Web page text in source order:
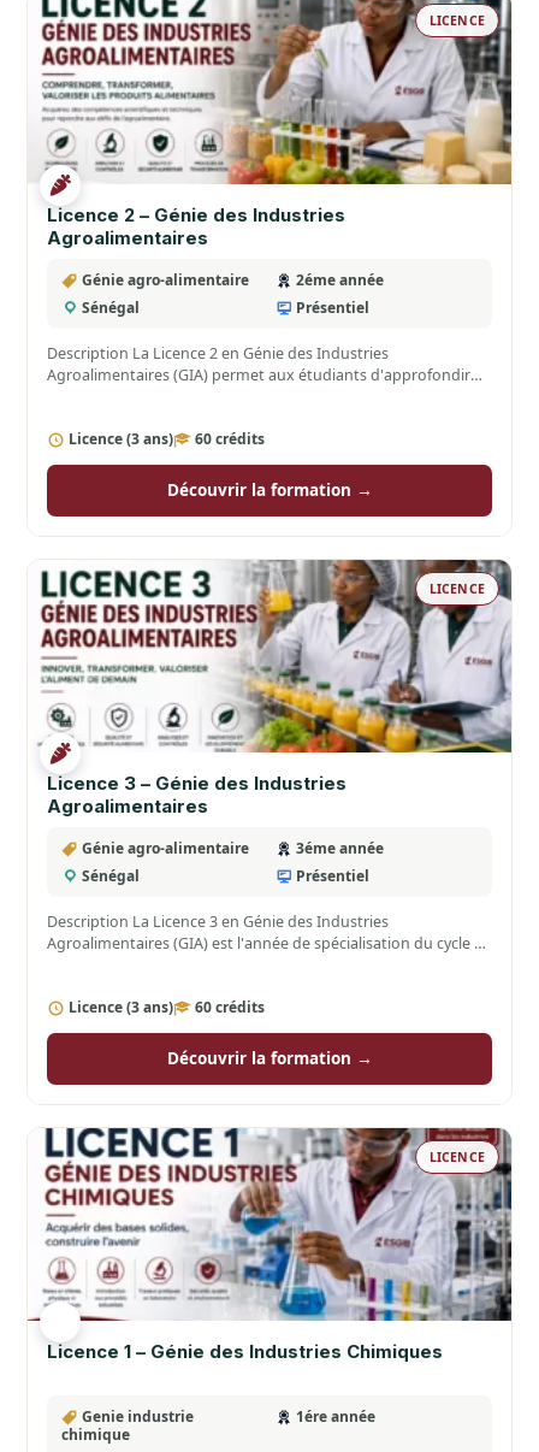
LICENCE
Licence 2 – Génie des Industries
Agroalimentaires
Génie agro-alimentaire
2éme année
Sénégal
Présentiel
Description La Licence 2 en Génie des Industries
Agroalimentaires (GIA) permet aux étudiants d'approfondir
Licence (3 ans) 60 crédits
Découvrir la formation →
LICENCE
Licence 3 – Génie des Industries
Agroalimentaires
Génie agro-alimentaire
3éme année
Sénégal
Présentiel
Description La Licence 3 en Génie des Industries
Agroalimentaires (GIA) est l'année de spécialisation du cycle de
Licence (3 ans) 60 crédits
Découvrir la formation →
LICENCE
Licence 1 – Génie des Industries Chimiques
Genie industrie
chimique
1ére année